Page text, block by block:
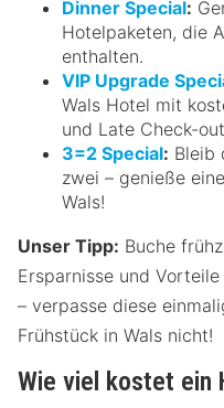
Dinner Special:
Hotelpaketen, die
enthalten.
VIP Upgrade
Wals Hotel mit
und Late Check-
3=2 Special: Bleib
zwei – genieße
Wals!
Unser Tipp: Buche
Ersparnisse und
– verpasse diese
Frühstück in Wals nicht!
Wie viel kostet ein